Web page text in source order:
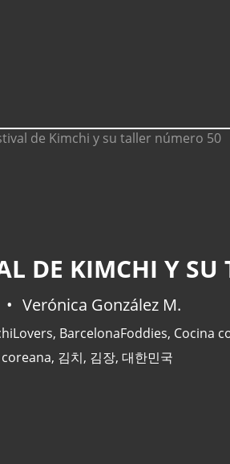
DE KIMCHI Y SU
Verónica González M.
, BarcelonaFoddies, Cocina
, 김치, 김장, 대한민국